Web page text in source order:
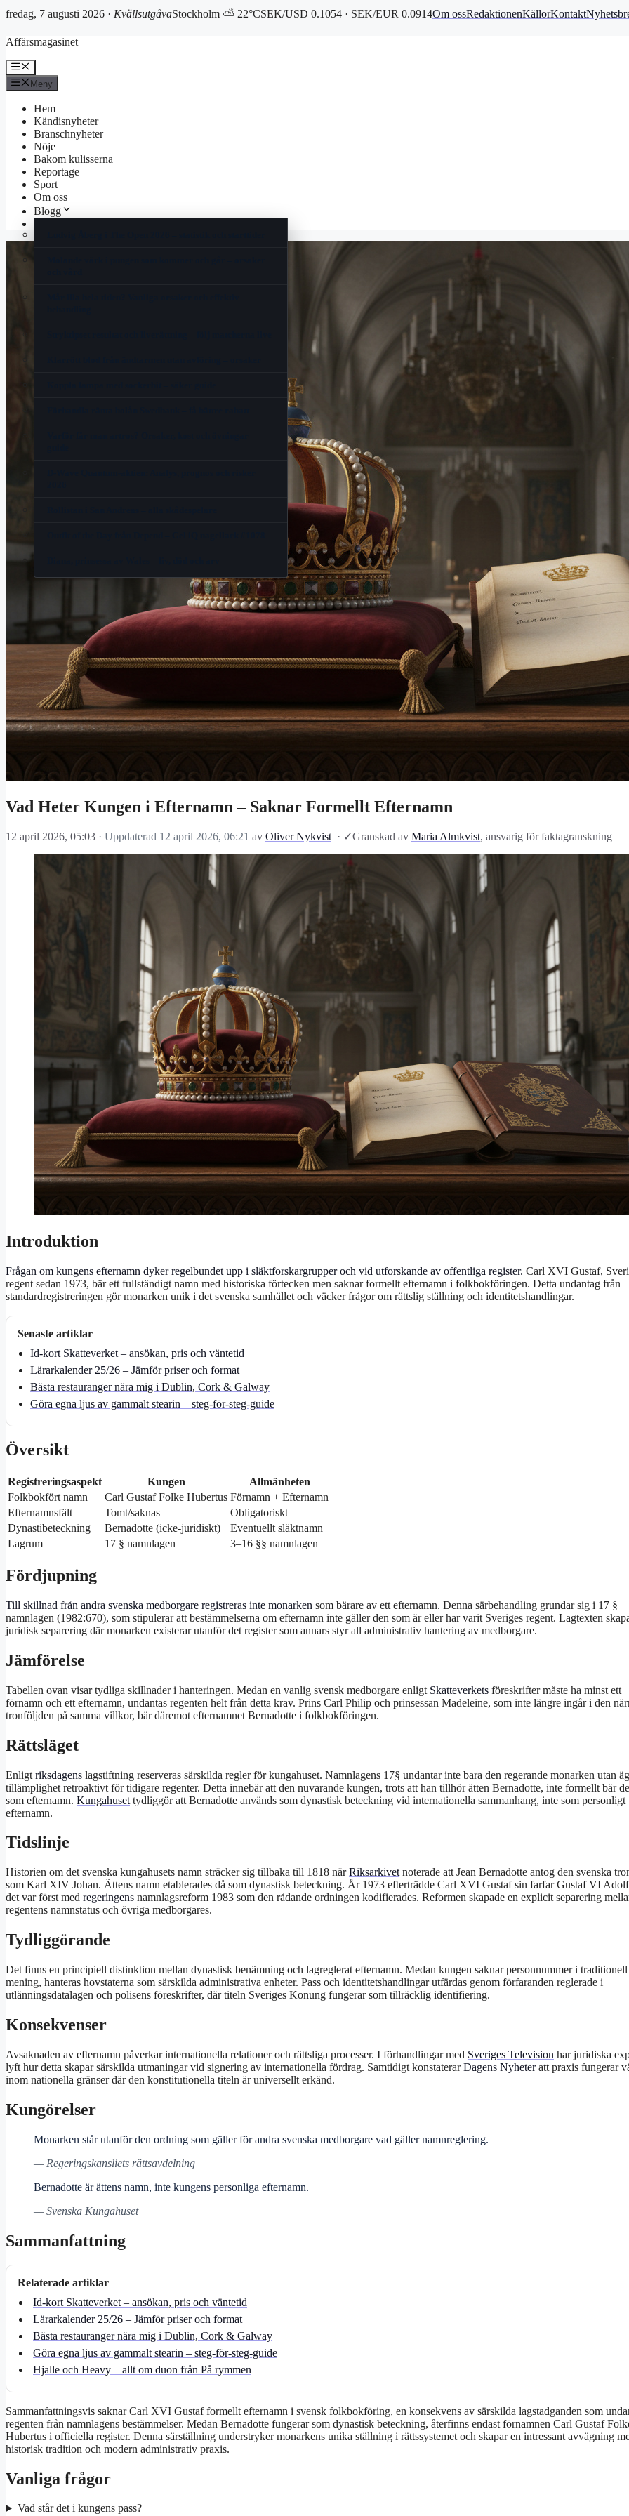
fredag, 7 augusti 2026 · KvällsutgåvaStockholm ⛅ 22°CSEK/USD 0.1054 · SEK/EUR 0.0914Om ossRedaktionenKällorKontakt
till
Affärsmagasinet
Meny
Meny
Hem
Kändisnyheter
Branschnyheter
Nöje
Bakom kulisserna
Reportage
Sport
Om oss
Blogg
Vad Heter Kungen i Efternamn – Saknar Formellt Efternamn
12 april 2026, 05:03 · Uppdaterad 12 april 2026, 06:21 av Oliver Nykvist · ✓Granskad av Maria Almkvist, ansvarig för faktagranskning
Introduktion
Frågan om kungens efternamn dyker regelbundet upp i släktforskargrupper och vid utforskande av offentliga register. Carl XVI Gustaf,
regent sedan 1973, bär ett fullständigt namn med historiska förtecken men saknar formellt efternamn i folkbokföringen. Detta undantag från
standardregistreringen gör monarken unik i det svenska samhället och väcker frågor om rättslig ställning och identitetshandlingar.
Senaste artiklar
Id-kort Skatteverket – ansökan, pris och väntetid
Lärarkalender 25/26 – Jämför priser och format
Bästa restauranger nära mig i Dublin, Cork & Galway
Göra egna ljus av gammalt stearin – steg-för-steg-guide
Översikt
Registreringsaspekt Kungen
Allmänheten
Folkbokfört namn
Carl Gustaf Folke Hubertus Förnamn + Efternamn
Efternamnsfält
Tomt/saknas
Obligatoriskt
Dynastibeteckning
Bernadotte (icke-juridiskt)
Eventuellt släktnamn
Lagrum
17 § namnlagen 3–16 §§ namnlagen
Fördjupning
Till skillnad från andra svenska medborgare registreras inte monarken som bärare av ett efternamn. Denna särbehandling grundar sig i 17 §
namnlagen (1982:670), som stipulerar att bestämmelserna om efternamn inte gäller den som är eller har varit Sveriges regent. Lagtexten
juridisk separering där monarken existerar utanför det register som annars styr all administrativ hantering av medborgare.
Jämförelse
Tabellen ovan visar tydliga skillnader i hanteringen. Medan en vanlig svensk medborgare enligt Skatteverkets föreskrifter måste ha minst ett
förnamn och ett efternamn, undantas regenten helt från detta krav. Prins Carl Philip och prinsessan Madeleine, som inte längre ingår i den
tronföljden på samma villkor, bär däremot efternamnet Bernadotte i folkbokföringen.
Rättsläget
Enligt riksdagens lagstiftning reserveras särskilda regler för kungahuset. Namnlagens 17§ undantar inte bara den regerande monarken utan
tillämplighet retroaktivt för tidigare regenter. Detta innebär att den nuvarande kungen, trots att han tillhör ätten Bernadotte, inte formellt bär
som efternamn. Kungahuset tydliggör att Bernadotte används som dynastisk beteckning vid internationella sammanhang, inte som personligt
efternamn.
Tidslinje
Historien om det svenska kungahusets namn sträcker sig tillbaka till 1818 närRiksarkivet noterade att Jean Bernadotte antog den svenska
som Karl XIV Johan. Ättens namn etablerades då som dynastisk beteckning. År 1973 efterträdde Carl XVI Gustaf sin farfar Gustaf VI
det var först med regeringens namnlagsreform 1983 som den rådande ordningen kodifierades. Reformen skapade en explicit separering
regentens namnstatus och övriga medborgares.
Tydliggörande
Det finns en principiell distinktion mellan dynastisk benämning och lagreglerat efternamn. Medan kungen saknar personnummer i traditionell
mening, hanteras hovstaterna som särskilda administrativa enheter. Pass och identitetshandlingar utfärdas genom förfaranden reglerade i
utlänningsdatalagen och polisens föreskrifter, där titeln Sveriges Konung fungerar som tillräcklig identifiering.
Konsekvenser
Avsaknaden av efternamn påverkar internationella relationer och rättsliga processer. I förhandlingar med Sveriges Television har juridiska
lyft hur detta skapar särskilda utmaningar vid signering av internationella fördrag. Samtidigt konstaterarDagens Nyheteratt praxis fungerar
inom nationella gränser där den konstitutionella titeln är universellt erkänd.
Kungörelser
Monarken står utanför den ordning som gäller för andra svenska medborgare vad gäller namnreglering.
— Regeringskansliets rättsavdelning
Bernadotte är ättens namn, inte kungens personliga efternamn.
— Svenska Kungahuset
Sammanfattning
Relaterade artiklar
Id-kort Skatteverket – ansökan, pris och väntetid
Lärarkalender 25/26 – Jämför priser och format
Bästa restauranger nära mig i Dublin, Cork & Galway
Göra egna ljus av gammalt stearin – steg-för-steg-guide
Hjalle och Heavy – allt om duon från På rymmen
Sammanfattningsvis saknar Carl XVI Gustaf formellt efternamn i svensk folkbokföring, en konsekvens av särskilda lagstadganden som
regenten från namnlagens bestämmelser. Medan Bernadotte fungerar som dynastisk beteckning, återfinns endast förnamnen Carl Gustaf
Hubertus i officiella register. Denna särställning understryker monarkens unika ställning i rättssystemet och skapar en intressant avvägning
historisk tradition och modern administrativ praxis.
Vanliga frågor
Vad står det i kungens pass?